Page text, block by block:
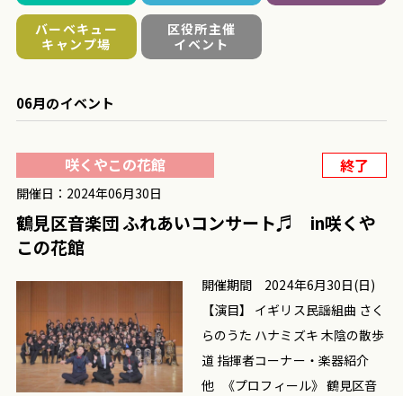
バーベキュー
キャンプ場
区役所主催
イベント
06月のイベント
開催期間 2024年6月30日(日)
【演目】 イギリス民謡組曲 さく
らのうた ハナミズキ 木陰の散歩
道 指揮者コーナー・楽器紹介
他 《プロフィール》 鶴見区音
咲くやこの花館 終了
開催日：2024年06月30日
鶴見区音楽団 ふれあいコンサート♬ in咲くや
この花館